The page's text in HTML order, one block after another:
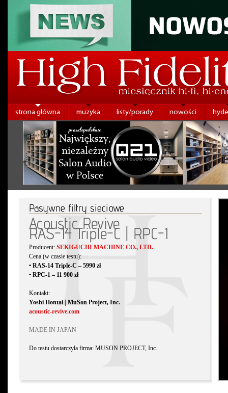
strona główna muzyka listy/porady nowości
Pasywne filtry sieciowe
Acoustic Revive
RAS-14 Triple-C | RPC-1
Producent: SEKIGUCHI MACHINE CO., LTD.
Cena (w czasie testu):
• RAS-14 Triple-C – 5990 zł
• RPC-1 – 11 900 zł
Kontakt:
Yoshi Hontai | MuSon Project, Inc.
acoustic-revive.com
MADE IN JAPAN
Do testu dostarczyła firma: MUSON PROJECT, Inc.